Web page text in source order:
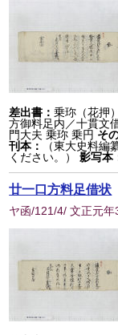
差出書：乗珎（花押）
方御料足内／十貫文
門大夫 乗珎 乗円 そ
刊本：
（東大史料
ください。）
影写本
廿一口方料足借状
ヤ函/121/4/ 文正元年